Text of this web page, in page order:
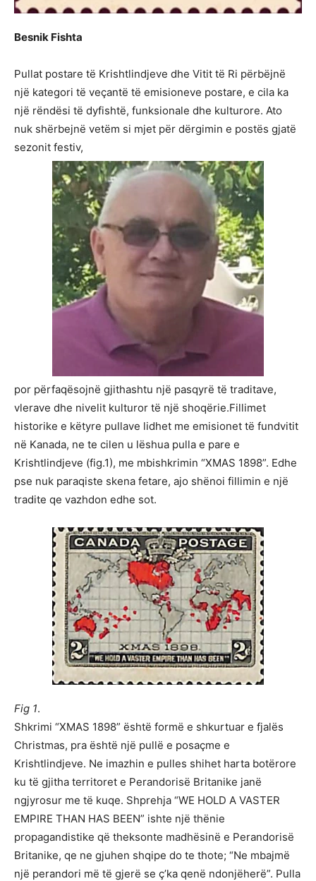
Besnik Fishta
Pullat postare të Krishtlindjeve dhe Vitit të Ri përbëjnë
një kategori të veçantë të emisioneve postare, e cila ka
një rëndësi të dyfishtë, funksionale dhe kulturore. Ato
nuk shërbejnë vetëm si mjet për dërgimin e postës gjatë
sezonit festiv,
por përfaqësojnë gjithashtu një pasqyrë të traditave,
vlerave dhe nivelit kulturor të një shoqërie.Fillimet
historike e këtyre pullave lidhet me emisionet të fundvitit
në Kanada, ne te cilen u lëshua pulla e pare e
Krishtlindjeve (fig.1), me mbishkrimin “XMAS 1898”. Edhe
pse nuk paraqiste skena fetare, ajo shënoi fillimin e një
tradite qe vazhdon edhe sot.
Fig 1.
Shkrimi “XMAS 1898” është formë e shkurtuar e fjalës
Christmas, pra është një pullë e posaçme e
Krishtlindjeve. Ne imazhin e pulles shihet harta botërore
ku të gjitha territoret e Perandorisë Britanike janë
ngjyrosur me të kuqe. Shprehja “WE HOLD A VASTER
EMPIRE THAN HAS BEEN” ishte një thënie
propagandistike që theksonte madhësinë e Perandorisë
Britanike, qe ne gjuhen shqipe do te thote; “Ne mbajmë
një perandori më të gjerë se ç’ka qenë ndonjëherë”. Pulla